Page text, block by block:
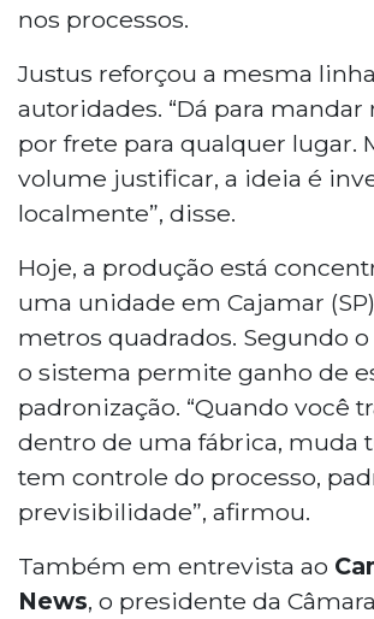
nos processos.
Justus reforçou a mesma
autoridades. “Dá para mandar
por frete para qualquer lugar.
volume justificar, a ideia é
localmente”, disse.
Hoje, a produção está
uma unidade em Cajamar
metros quadrados. Segundo
o sistema permite ganho de
padronização. “Quando você
dentro de uma fábrica, muda
tem controle do processo,
previsibilidade”, afirmou.
Também em entrevista ao
News, o presidente da